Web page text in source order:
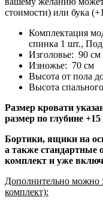
стоимости) или бука
Комплектация
спинка 1 шт.,
Изголовье: 90 см
Изножье: 70 см
Высота от пола
Высота
Размер кровати
размер по глубине
Бортики, ящики на
а также стандартные
комплект и уже
Дополнительно можно
комплект):